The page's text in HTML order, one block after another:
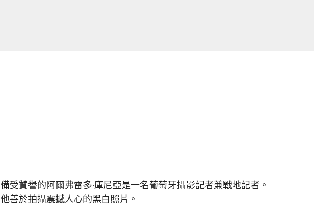
備受贊譽的阿爾弗雷多·庫尼亞是一名葡萄牙攝影記者兼戰地記者。
他善於拍攝震撼人心的黑白照片。